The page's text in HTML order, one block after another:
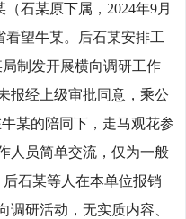
石某原下属，2024年9月
望牛某。后石某安排工
制发开展横向调研工作
报经上级审批同意，乘公
某的陪同下，走马观花参
人员简单交流，仅为一般
石某等人在本单位报销
调研活动，无实质内容、